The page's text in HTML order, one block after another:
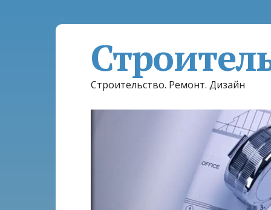
Строительство. Ремонт. Дизайн